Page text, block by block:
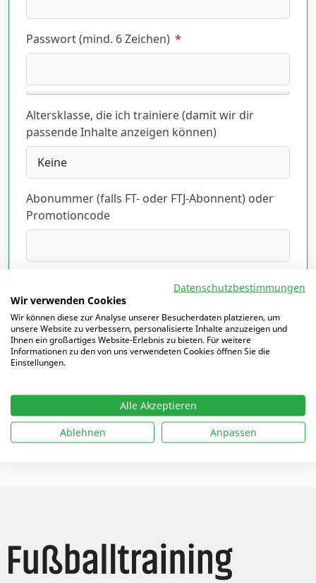
Passwort (mind. 6 Zeichen) *
Altersklasse, die ich trainiere (damit wir dir
passende Inhalte anzeigen können)
Abonummer (falls FT- oder FTJ-Abonnent) oder
Promotioncode
Ich habe die Datenschutzerklärung gelesen
und akzeptiert.Hier lesen
markierte Felder sind Pflichtfelder
Ich möchte mich einloggen
Datenschutzbestimmungen
Wir verwenden Cookies
Wir können diese zur Analyse unserer Besucherdaten platzieren, um
unsere Website zu verbessern, personalisierte Inhalte anzuzeigen und
Ihnen ein großartiges Website-Erlebnis zu bieten. Für weitere
Informationen zu den von uns verwendeten Cookies öffnen Sie die
Einstellungen.
Alle Akzeptieren
Ablehnen
Anpassen